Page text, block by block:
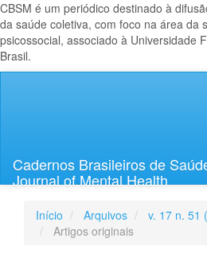
CBSM é um periódico destinado à
da saúde coletiva, com foco na área da
psicossocial, associado à Universidade
Brasil.
Lateral
Cadernos Brasileiros de
Journal of Mental Health
Início Arquivos
v. 17 n. 51
Artigos originais